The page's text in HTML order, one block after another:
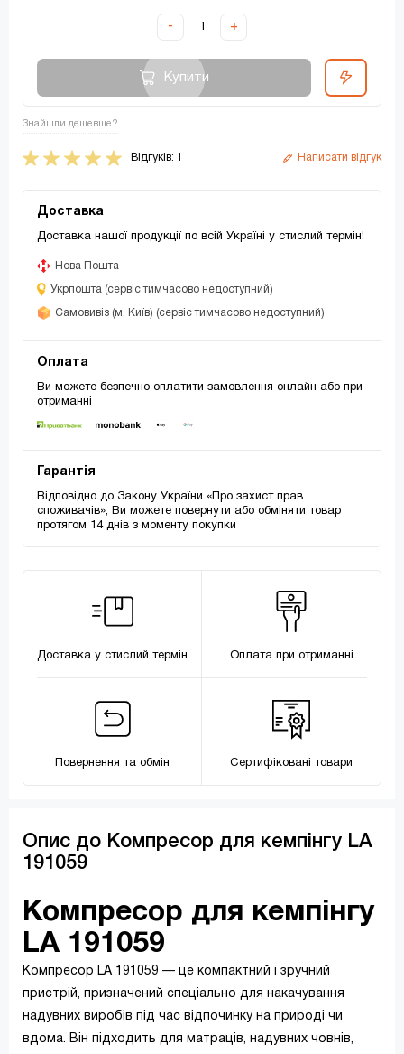
- +
Купити
Знайшли дешевше?
Відгуків: 1 Написати відгук
Доставка
Доставка нашої продукції по всій Україні у стислий термін!
Нова Пошта
Укрпошта (сервіс тимчасово недоступний)
Самовивіз (м. Київ) (сервіс тимчасово недоступний)
Оплата
Ви можете безпечно оплатити замовлення онлайн або при
отриманні
Гарантія
Відповідно до Закону України «Про захист прав
споживачів», Ви можете повернути або обміняти товар
протягом 14 днів з моменту покупки
Доставка у стислий термін Оплата при отриманні
Повернення та обмін Сертифіковані товари
Опис до Компресор для кемпінгу LA
191059
Компресор для кемпінгу
LA 191059
Компресор LA 191059 — це компактний і зручний
пристрій, призначений спеціально для накачування
надувних виробів під час відпочинку на природі чи
вдома. Він підходить для матраців, надувних човнів,